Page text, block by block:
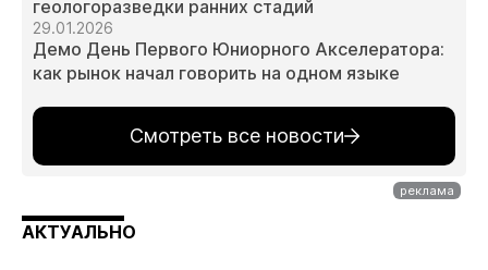
геологоразведки ранних стадий
29.01.2026
Демо День Первого Юниорного Акселератора:
как рынок начал говорить на одном языке
Смотреть все новости
АКТУАЛЬНО